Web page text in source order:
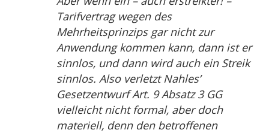
Tarifvertrag wegen des
Mehrheitsprinzips gar nicht zur
Anwendung kommen kann, dann ist er
sinnlos, und dann wird auch ein Streik
sinnlos. Also verletzt Nahles’
Gesetzentwurf Art. 9 Absatz 3 GG
vielleicht nicht formal, aber doch
materiell, denn den betroffenen